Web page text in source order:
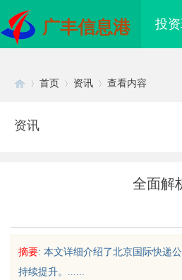
广丰信息港 投
首页 资讯 查看内容
资讯
全面解
摘要: 本文详细介绍了北京国际快递
持续提升。......